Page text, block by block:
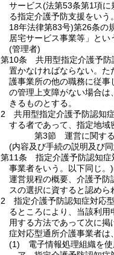
サービス(法第53条第1項に
る指定介護予防支援をいう
18年法律第83号)第26条の
居宅サービス事業等」とい
(管理者)
第10条
共用型指定介護予
置かなければならない。 た
護事業所の他の職務に従
の管理上支障がない場合
きるものとする。
2
共用型指定介護予防認知
する者であって、指定地
第3節
運営に関す
(内容及び手続の説明及び
第11条
指定介護予防認知
事業者をいう。以下同じ。)
運営規程の概要、介護予
スの選択に資すると認め
2
指定介護予防認知症対応
るところにより、当該利
用する方法であって次に掲
症対応型通所介護事業者は
(1)
電子情報処理組織を